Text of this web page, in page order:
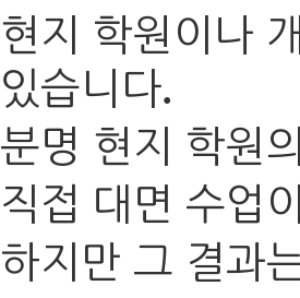
현지 학원이나
있습니다.
분명 현지 학원
직접 대면 수업
하지만 그 결과